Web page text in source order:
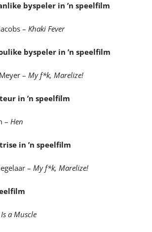
byspeler in ’n speelfilm
– Khaki Fever
byspeler in ’n speelfilm
– My f*k, Marelize!
in ’n speelfilm
– Hen
in ’n speelfilm
– My f*k, Marelize!
a Muscle